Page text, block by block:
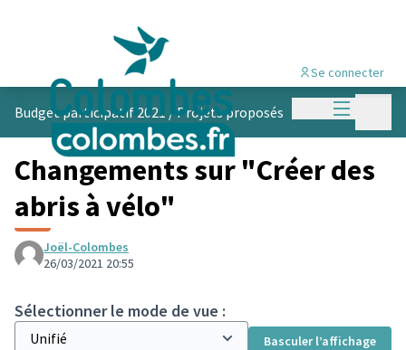
Menu
Se connecter
Budget participatif 2021 /Projets proposés
Changements sur "Créer des
abris à vélo"
Joël-Colombes
26/03/2021 20:55
Sélectionner le mode de vue :
Basculer l’affichage